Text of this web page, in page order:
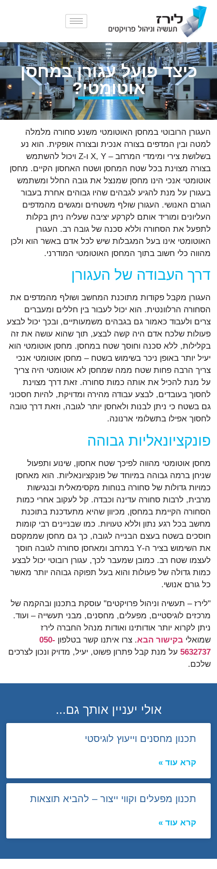
כיצד פועל עגורן במחסן
אוטומטי?
העגורן הרובוטי במחסן האוטומטי משנע סחורה מלמלה
למטה ובין המדפים בצורה אנכית ובצורה אופקית. הוא נע
בשלושת צירי ומימדי המרחב – X, Y ו-Z ויכול להשתמש
בצורה מצוינת בכל שטח המחסן ושטח האחסון הקיים. מחסן
אוטומטי אנכי הינו מחסן שמנצל את גובה החלל ומשתמש
בעגורן על מנת להגיע לגבהים שהיו גבוהים אחרת בעבור
הגורם האנושי. העגורן שולף משטחים ומגשים מהמדפים
העליונים ומוריד אותם לקרקע יציבה שעליה ניתן בקלות
לתפעל את הסחורה וללא סכנה של גובה רב. העגורן
האוטומטי אינו בעל המגבלות שיש לכל אדם באשר הוא ולכן
מהווה כלי חשוב בתוך המחסן האוטומטי המודרני.
דרך העבודה של העגורן
העגורן מקבל פקודות מתוכנת המחשב ושולף מהמדפים את
הסחורה הרלוונטית. הוא יכול לעבור בין חללים ומעברים
צרים ולעבוד כאמור גם בגבהים משמעותיים, ובכך יכול לבצע
פעולות שלכח אדם היה קשה לבצע, תוך שהוא עושה את זה
בקלילות, ללא סכנה וחוסך שטח במחסן. מחסן אוטומטי הוא
יעיל יותר באופן ניכר בשימוש בשטח – מחסן אוטומטי אנכי
צריך הרבה פחות שטח ממה שמחסן לא אוטומטי היה צריך
על מנת להכיל את אותה כמות סחורה. זאת דרך מצוינת
לחסוך בעובדים, לבצע עבודה מהירה ומדויקת, להיות חסכוני
גם בשטח כי ניתן לבנות ולאחסן יותר לגובה, וזאת דרך טובה
לחסוך אפילו בתשלומי ארנונה.
פונקציונאליות גבוהה
מחסן אוטומטי מהווה לפיכך שטח אחסון, שינוע ותפעול
שניחן ברמה גבוהה במיוחד של פונקציונאליות. הוא מאחסן
כמויות גדולות של סחורה בנוחות מקסימאלית ובנגישות
מרבית, לרבות סחורה עדינה וכבדה. קל לעקוב אחרי כמות
הסחורה הקיימת במחסן, מכיוון שהיא מתעדכנת בתוכנת
מחשב בכל רגע נתון וללא טעויות. כמו שבניינים רבי קומות
חוסכים בשטח בעצם הבנייה לגובה, כך גם מחסן שממקסם
את השימוש בציר ה-Y במרחב ומאחסן סחורה לגובה חוסך
לעצמו שטח רב. כמובן שמעבר לכך, עגורן רובוטי יכול לבצע
כמות גדולה של פעולות והוא בעל תפוקה גבוהה יותר מאשר
כל גורם אנושי.
"לירז – תעשיה וניהול פרויקטים" עוסקת בתכנון ובהקמה של
מרכזים לוגיסטיים, מפעלים, מחסנים, מבני תעשייה – ועוד.
ניתן לקרוא יותר אודותינו ואודות מנהל החברה לירז
שמואליבקישור הבא. צרו איתנו קשר בטלפון 050-
5632737 על מנת קבל פתרון פשוט, יעיל, מדויק ונכון לצרכים
שלכם.
אולי יעניין אותך גם...
תכנון מחסנים וייעוץ לוגיסטי
קרא עוד »
תכנון מפעלים וקווי ייצור – להביא תוצאות
קרא עוד »